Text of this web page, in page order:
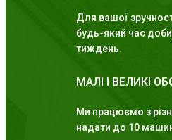
Для вашої
будь-який час
тиждень.
МАЛІ І ВЕЛИКІ
Ми працюємо з
надати до 10